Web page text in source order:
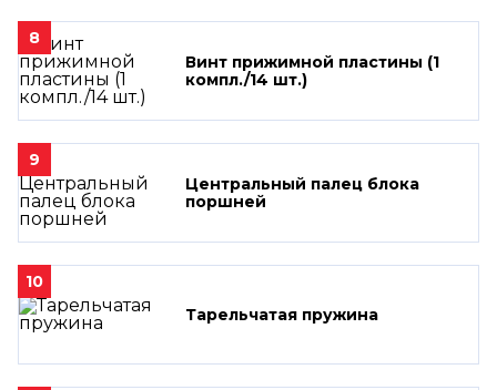
8
Винт прижимной пластины (1
компл./14 шт.)
9
Центральный палец блока
поршней
10
Тарельчатая пружина